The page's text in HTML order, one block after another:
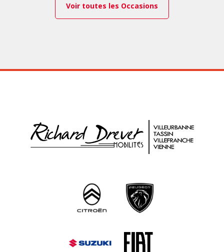
Voir toutes les Occasions